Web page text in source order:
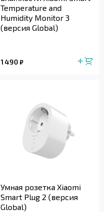
Temperature and
Humidity Monitor 3
(версия Global)
1 490 ₽
Умная розетка Xiaomi
Smart Plug 2 (версия
Global)